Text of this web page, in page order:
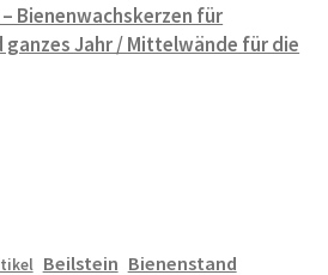
Bienenwachskerzen für
ganzes Jahr / Mittelwände für die
Beilstein Bienenstand